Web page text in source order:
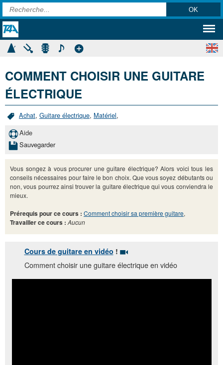
COMMENT CHOISIR UNE GUITARE
ÉLECTRIQUE
Achat, Guitare électrique, Matériel,
Aide
Sauvegarder
Vous songez à vous procurer une guitare électrique? Alors voici tous les
conseils nécessaires pour faire le bon choix. Que vous soyez débutants ou
non, vous pourrez ainsi trouver la guitare électrique qui vous conviendra le
mieux.
Prérequis pour ce cours : Comment choisir sa première guitare,
Travailler ce cours : Aucun
Cours de guitare en vidéo!
Comment choisir une guitare électrique en vidéo